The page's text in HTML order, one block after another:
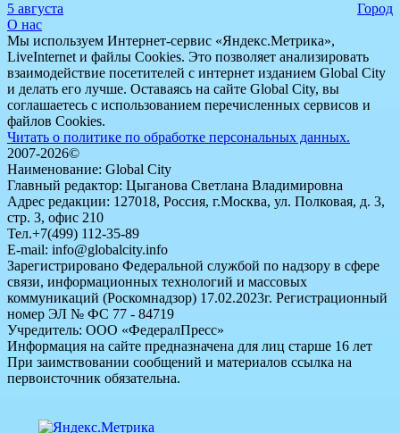
5 августа
Город
О нас
Мы используем Интернет-сервис «Яндекс.Метрика»,
LiveInternet и файлы Cookies. Это позволяет анализировать
взаимодействие посетителей с интернет изданием Global City
и делать его лучше. Оставаясь на сайте Global City, вы
соглашаетесь с использованием перечисленных сервисов и
файлов Cookies.
Читать о политике по обработке персональных данных.
2007-2026©
Наименование: Global City
Главный редактор: Цыганова Светлана Владимировна
Адрес редакции: 127018, Россия, г.Москва, ул. Полковая, д. 3,
стр. 3, офис 210
Тел.+7(499) 112-35-89
E-mail: info@globalcity.info
Зарегистрировано Федеральной службой по надзору в сфере
связи, информационных технологий и массовых
коммуникаций (Роскомнадзор) 17.02.2023г. Регистрационный
номер ЭЛ № ФС 77 - 84719
Учредитель: ООО «ФедералПресс»
Информация на сайте предназначена для лиц старше 16 лет
При заимствовании сообщений и материалов ссылка на
первоисточник обязательна.